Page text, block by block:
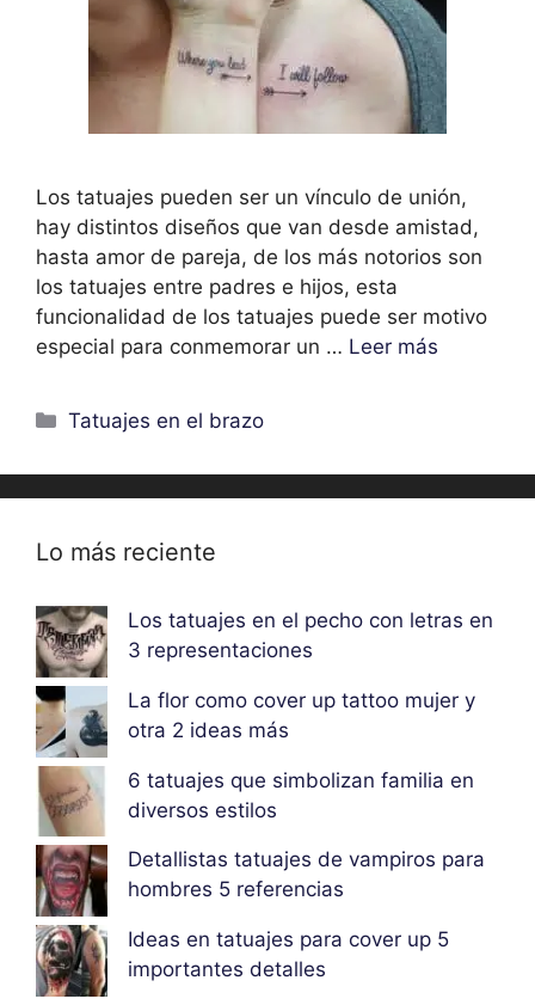
Los tatuajes pueden ser un vínculo de unión,
hay distintos diseños que van desde amistad,
hasta amor de pareja, de los más notorios son
los tatuajes entre padres e hijos, esta
funcionalidad de los tatuajes puede ser motivo
especial para conmemorar un … Leer más
Categorías
Tatuajes en el brazo
Lo más reciente
Los tatuajes en el pecho con letras en
3 representaciones
La flor como cover up tattoo mujer y
otra 2 ideas más
6 tatuajes que simbolizan familia en
diversos estilos
Detallistas tatuajes de vampiros para
hombres 5 referencias
Ideas en tatuajes para cover up 5
importantes detalles